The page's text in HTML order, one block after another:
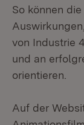
So können
von Industrie
und an
orientieren.
Auf der